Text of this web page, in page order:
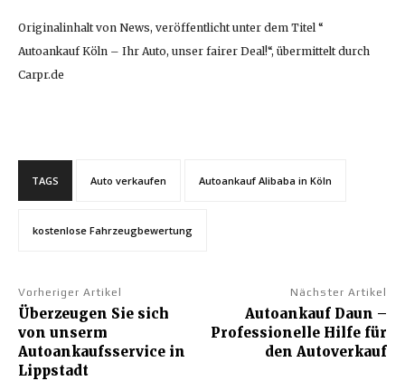
Originalinhalt von News, veröffentlicht unter dem Titel “
Autoankauf Köln – Ihr Auto, unser fairer Deal!“, übermittelt durch
Carpr.de
TAGS Auto verkaufen Autoankauf Alibaba in Köln
kostenlose Fahrzeugbewertung
Vorheriger Artikel
Überzeugen Sie sich
von unserm
Autoankaufsservice in
Lippstadt
Nächster Artikel
Autoankauf Daun –
Professionelle Hilfe für
den Autoverkauf